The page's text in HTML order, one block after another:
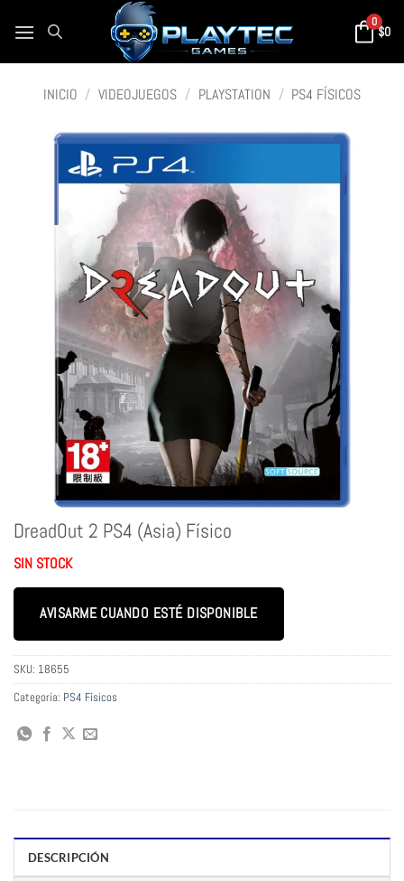
0
$0
INICIO / VIDEOJUEGOS / PLAYSTATION / PS4 FÍSICOS
DreadOut 2 PS4 (Asia) Físico
SIN STOCK
AVISARME CUANDO ESTÉ DISPONIBLE
SKU: 18655
Categoría: PS4 Físicos
DESCRIPCIÓN